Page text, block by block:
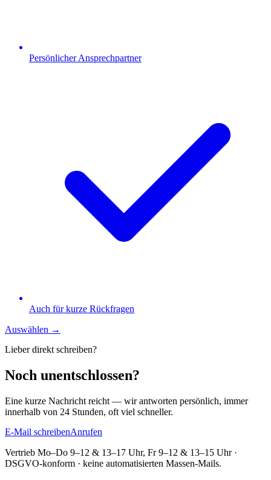
Persönlicher Ansprechpartner
Auch für kurze Rückfragen
Auswählen →
Lieber direkt schreiben?
Noch unentschlossen?
Eine kurze Nachricht reicht — wir antworten persönlich, immer
innerhalb von 24 Stunden, oft viel schneller.
E-Mail schreibenAnrufen
Vertrieb Mo–Do 9–12 & 13–17 Uhr, Fr 9–12 & 13–15 Uhr ·
DSGVO-konform · keine automatisierten Massen-Mails.